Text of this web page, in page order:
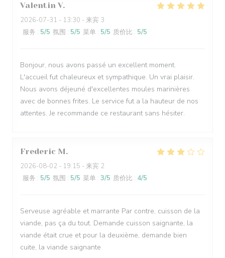
Valentin V
2026-07-31 - 13:30 - 来宾 3
服务 : 5/5 氛围 : 5/5 菜单 : 5/5 质价比 : 5/5
Bonjour, nous avons passé un excellent moment.
L'accueil fut chaleureux et sympathique. Un vrai plaisir.
Nous avons déjeuné d'excellentes moules marinières
avec de bonnes frites. Le service fut a la hauteur de nos
attentes. Je recommande ce restaurant sans hésiter.
Frederic M
2026-08-02 - 19:15 - 来宾 2
服务 : 5/5 氛围 : 5/5 菜单 : 3/5 质价比 : 4/5
Serveuse agréable et marrante Par contre, cuisson de la
viande, pas ça du tout. Demande cuisson saignante, la
viande était crue et pour la deuxième, demande bien
cuite, la viande saignante